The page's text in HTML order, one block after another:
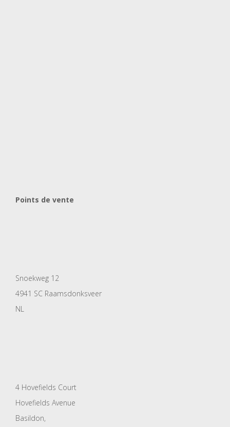
Points de vente
Snoekweg 12
4941 SC Raamsdonksveer
NL
4 Hovefields Court
Hovefields Avenue
Basildon,